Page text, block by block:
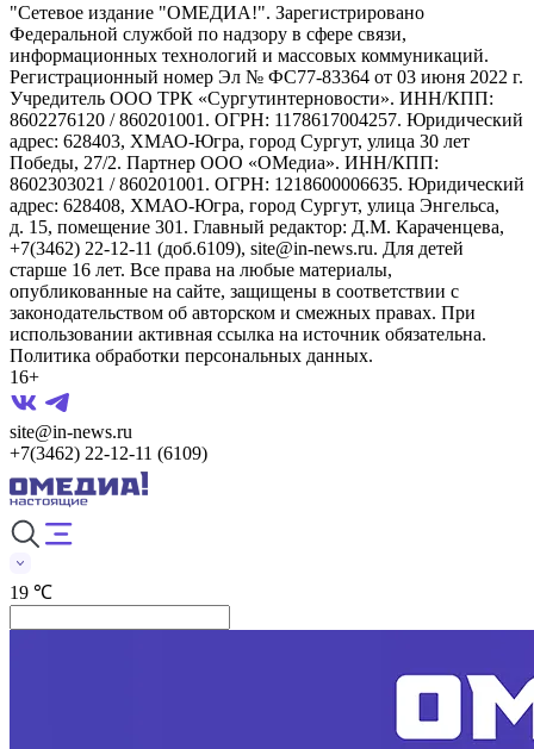
"Сетевое издание "ОМЕДИА!". Зарегистрировано
Федеральной службой по надзору в сфере связи,
информационных технологий и массовых коммуникаций.
Регистрационный номер Эл № ФС77-83364 от 03 июня 2022 г.
Учредитель ООО ТРК «Сургутинтерновости». ИНН/КПП:
8602276120 / 860201001. ОГРН: 1178617004257. Юридический
адрес: 628403, ХМАО-Югра, город Сургут, улица 30 лет
Победы, 27/2. Партнер ООО «ОМедиа». ИНН/КПП:
8602303021 / 860201001. ОГРН: 1218600006635. Юридический
адрес: 628408, ХМАО-Югра, город Сургут, улица Энгельса,
д. 15, помещение 301. Главный редактор: Д.М. Караченцева,
+7(3462) 22-12-11 (доб.6109), site@in-news.ru. Для детей
старше 16 лет. Все права на любые материалы,
опубликованные на сайте, защищены в соответствии с
законодательством об авторском и смежных правах. При
использовании активная ссылка на источник обязательна.
Политика обработки персональных данных.
16+
site@in-news.ru
+7(3462) 22-12-11 (6109)
19 ℃